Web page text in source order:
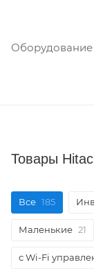
Товары
Все 185
Маленькие 21
с Wi-Fi